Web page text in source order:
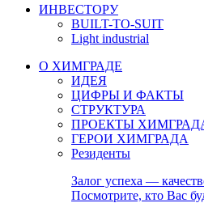
ИНВЕСТОРУ
BUILT-TO-SUIT
Light industrial
О ХИМГРАДЕ
ИДЕЯ
ЦИФРЫ И ФАКТЫ
СТРУКТУРА
ПРОЕКТЫ
ГЕРОИ ХИМГРАДА
Резиденты
Залог успеха —
Посмотрите, кто Вас